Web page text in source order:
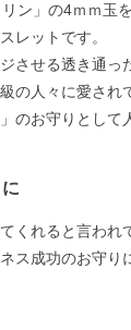
ン」の4ｍｍ玉
レットです。
させる透き通っ
の人々に愛され
のお守りとして
くれると言われ
ス成功のお守り